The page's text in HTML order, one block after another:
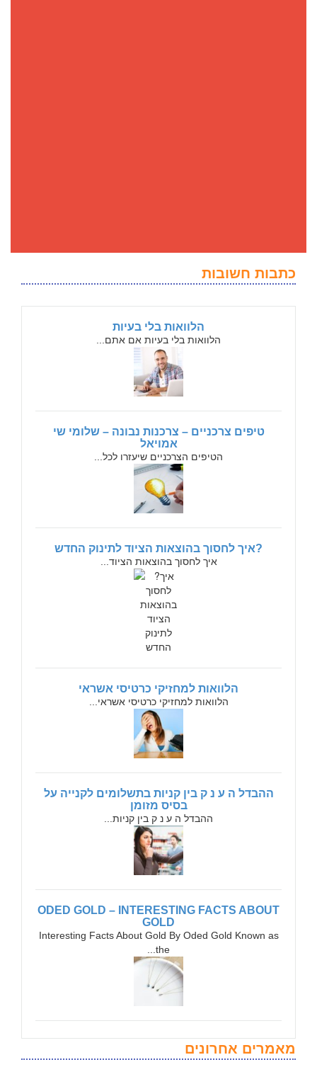
כתבות חשובות
הלוואות בלי בעיות
הלוואות בלי בעיות אם אתם...
טיפים צרכניים – צרכנות נבונה – שלומי שי
אמויאל
הטיפים הצרכניים שיעזרו לכל...
?איך לחסוך בהוצאות הציוד לתינוק החדש
איך לחסוך בהוצאות הציוד...
הלוואות למחזיקי כרטיסי אשראי
הלוואות למחזיקי כרטיסי אשראי...
ההבדל ה ע נ ק בין קניות בתשלומים לקנייה על
בסיס מזומן
ההבדל ה ע נ ק בין קניות...
ODED GOLD – INTERESTING FACTS ABOUT
GOLD
Interesting Facts About Gold By Oded Gold Known as
the...
מאמרים אחרונים